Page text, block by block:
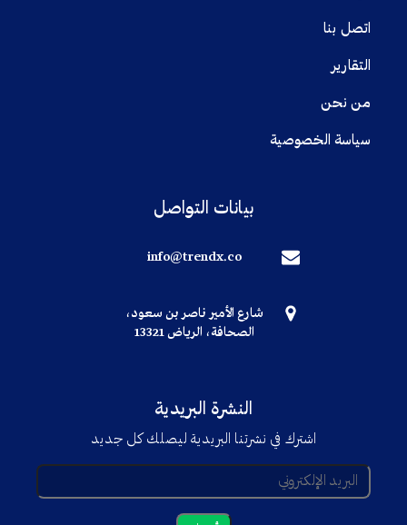
اتصل بنا
التقارير
من نحن
سياسة الخصوصية
بيانات التواصل
info@trendx.co
شارع الأمير ناصر بن سعود،
الصحافة، الرياض 13321
النشرة البريدية
اشترك في نشرتنا البريدية ليصلك كل جديد